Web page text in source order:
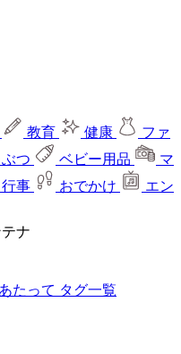
教育 健康
ファ
つ ベビー用品
マ
行事 おでかけ
エン
ナ
たって タグ一覧